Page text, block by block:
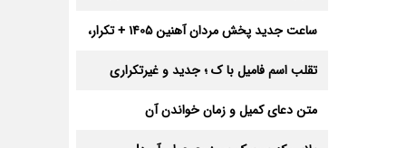
ساعت جدید پخش مردان آهنین 1405 + تکرار،
تقلب اسم فامیل با ک ؛ جدید و غیرتکراری
متن دعای کمیل و زمان خواندن آن